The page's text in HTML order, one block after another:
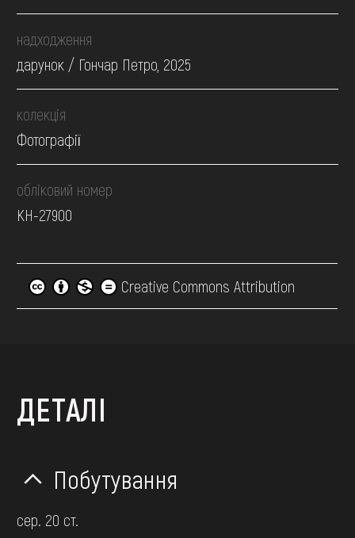
надходження
дарунок / Гончар Петро, 2025
колекція
Фотографії
обліковий номер
КН-27900
Creative Commons Attribution
ДЕТАЛІ
Побутування
сер. 20 ст.